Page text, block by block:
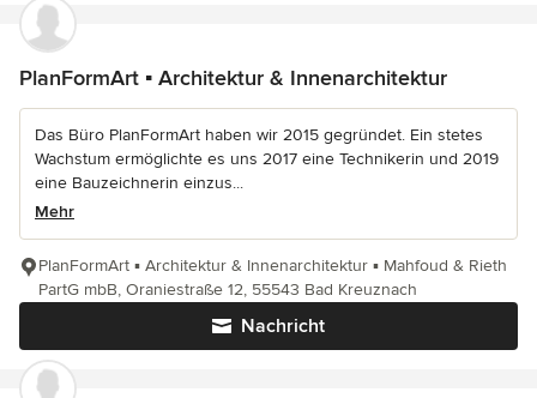
PlanFormArt ▪ Architektur & Innenarchitektur
Das Büro PlanFormArt haben wir 2015 gegründet. Ein stetes
Wachstum ermöglichte es uns 2017 eine Technikerin und 2019
eine Bauzeichnerin einzus...
Mehr
Nachricht
PlanFormArt ▪ Architektur & Innenarchitektur ▪ Mahfoud & Rieth
PartG mbB, Oraniestraße 12, 55543 Bad Kreuznach